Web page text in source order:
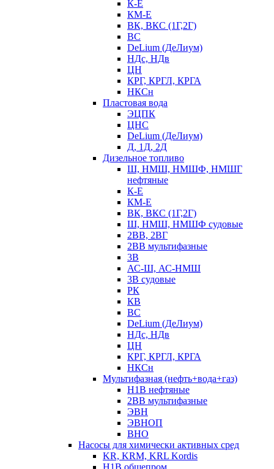
К-Е
КМ-Е
ВК, ВКС (1Г,2Г)
ВС
DeLium (ДеЛиум)
НДс, НДв
ЦН
КРГ, КРГЛ, КРГА
НКСн
Пластовая вода
ЭЦПК
ЦНС
DeLium (ДеЛиум)
Д, 1Д, 2Д
Дизельное топливо
Ш, НМШ, НМШФ, НМШГ
нефтяные
К-Е
КМ-Е
ВК, ВКС (1Г,2Г)
Ш, НМШ, НМШФ судовые
2ВВ, 2ВГ
2ВВ мультифазные
3В
АС-Ш, АС-НМШ
3В судовые
РК
КВ
ВС
DeLium (ДеЛиум)
НДс, НДв
ЦН
КРГ, КРГЛ, КРГА
НКСн
Мультифазная (нефть+вода+газ)
Н1В нефтяные
2ВВ мультифазные
ЭВН
ЭВНОП
ВНО
Насосы для химически активных сред
KR, KRM, KRL Kordis
Н1В общепром